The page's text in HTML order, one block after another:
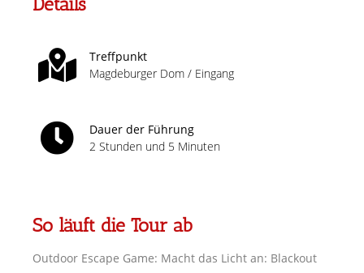
Treffpunkt
Magdeburger Dom / Eingang
Dauer der Führung
2 Stunden und 5 Minuten
So läuft die Tour ab
Outdoor Escape Game: Macht das Licht an: Blackout